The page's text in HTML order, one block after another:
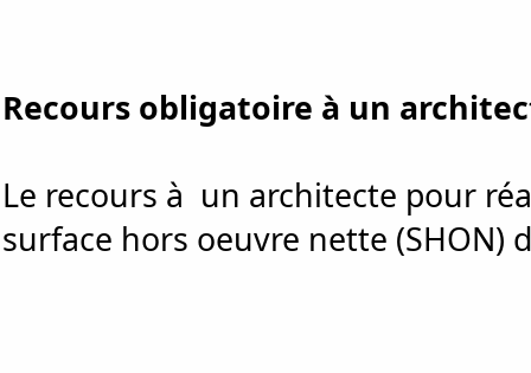
Recours obligatoire à un
Le recours à un architecte pour
surface hors oeuvre nette (SHON)